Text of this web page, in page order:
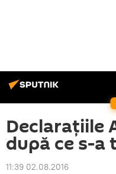
Declarațiile
după ce s-a
11:39 02.08.2016